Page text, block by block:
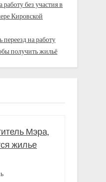
без участия в
Кировской
на работу
получить жильё
Мэра,
жилье